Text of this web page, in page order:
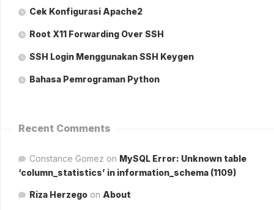
Cek Konfigurasi Apache2
Root X11 Forwarding Over SSH
SSH Login Menggunakan SSH Keygen
Bahasa Pemrograman Python
Recent Comments
Constance Gomez on MySQL Error: Unknown table
‘column_statistics’ in information_schema (1109)
Riza Herzego on About